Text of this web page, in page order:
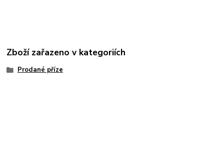
Zboží zařazeno v kategoriích
Prodané příze